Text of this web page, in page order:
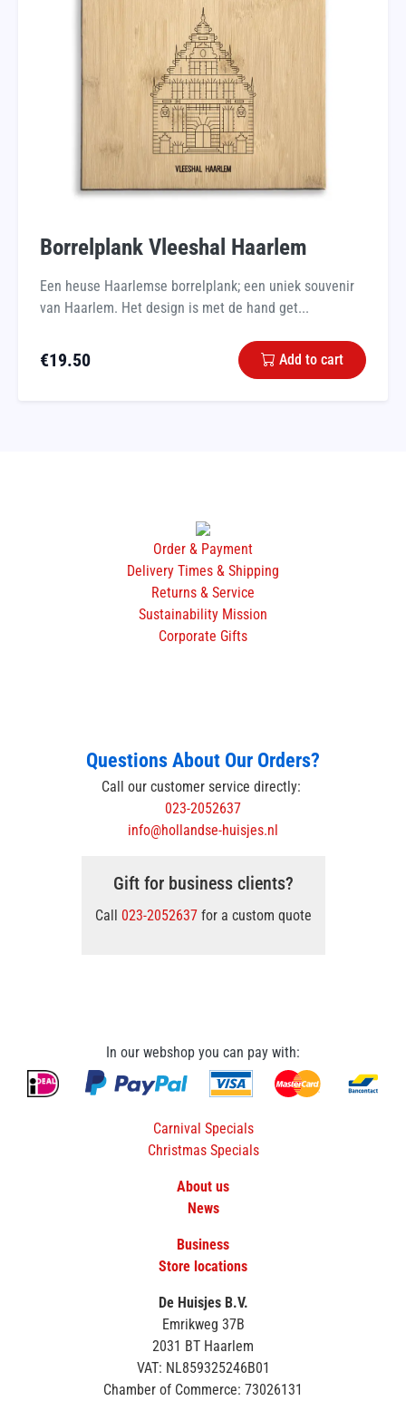
Borrelplank Vleeshal Haarlem
Een heuse Haarlemse borrelplank; een uniek souvenir
van Haarlem. Het design is met de hand get...
€19.50 Add to cart
Order & Payment
Delivery Times & Shipping
Returns & Service
Sustainability Mission
Corporate Gifts
Questions About Our Orders?
Call our customer service directly:
023-2052637
info@hollandse-huisjes.nl
Gift for business clients?
Call 023-2052637for a custom quote
In our webshop you can pay with:
Carnival Specials
Christmas Specials
About us
News
Business
Store locations
De Huisjes B.V.
Emrikweg 37B
2031 BT Haarlem
VAT: NL859325246B01
Chamber of Commerce: 73026131